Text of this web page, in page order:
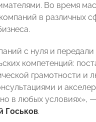
Во время
в различных
с нуля и
компетенций:
грамотности и
и
в любых условиях»,
Госьков.